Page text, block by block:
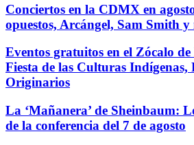
Conciertos en la CDMX en
opuestos, Arcángel, Sam Smith
Eventos gratuitos en el Zócalo
Fiesta de las Culturas Indígenas,
Originarios
La ‘Mañanera’ de Sheinbaum:
de la conferencia del 7 de agosto